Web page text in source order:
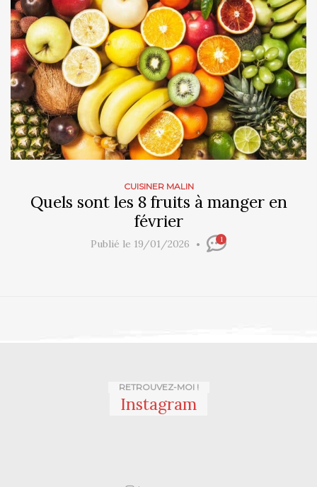
CUISINER MALIN
Quels sont les 8 fruits à manger en
février
Publié le 19/01/2026 1
RETROUVEZ-MOI !
Instagram